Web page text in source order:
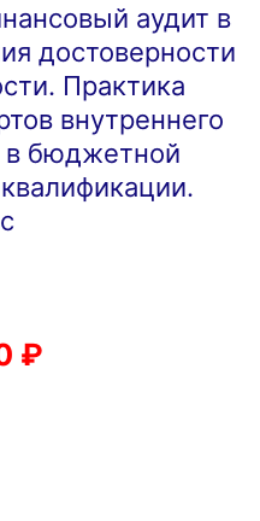
аудит в
достоверности
Практика
внутреннего
в бюджетной
₽